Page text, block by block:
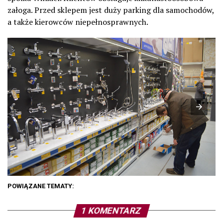
załoga. Przed sklepem jest duży parking dla samochodów,
a także kierowców niepełnosprawnych.
POWIĄZANE TEMATY:
1 KOMENTARZ